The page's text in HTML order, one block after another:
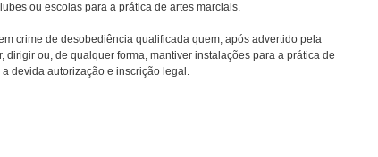
ou escolas para a prática de artes marciais.
crime de desobediência qualificada quem, após advertido pela
ou, de qualquer forma, mantiver instalações para a prática de
devida autorização e inscrição legal.